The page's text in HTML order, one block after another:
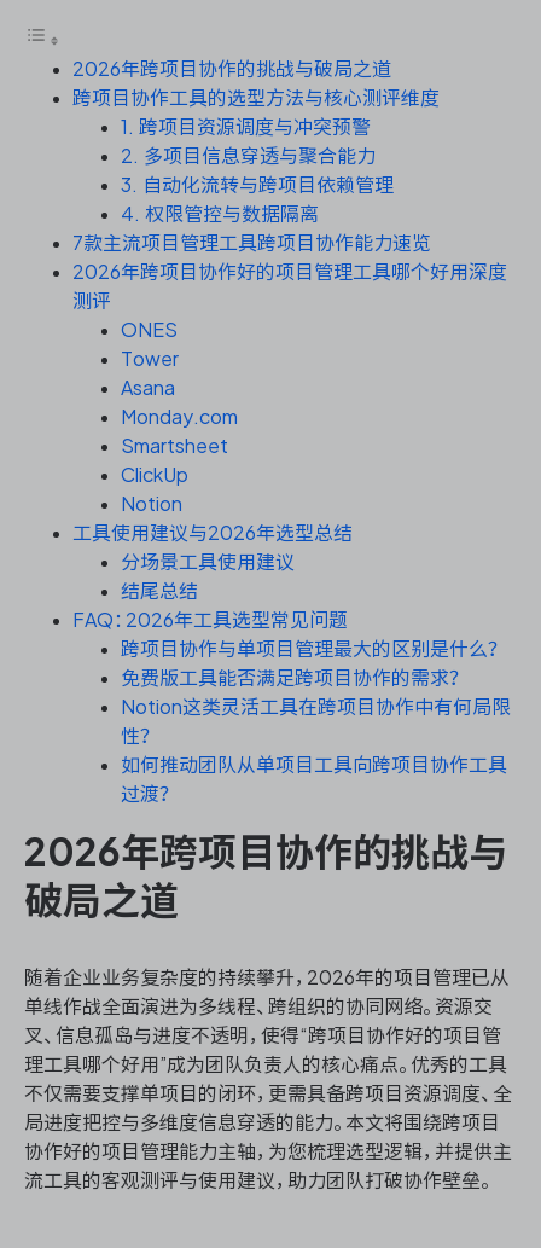
研发效能管理
资源和工时管理
服务台和工单管理
IPD 研发管理
ASPICE 研发管理
ONES 资讯
ONES 资讯
2026年跨项目协作的挑战与破局之道
跨项目协作工具的选型方法与核心测评维度
1. 跨项目资源调度与冲突预警
2. 多项目信息穿透与聚合能力
3. 自动化流转与跨项目依赖管理
4. 权限管控与数据隔离
7款主流项目管理工具跨项目协作能力速览
2026年跨项目协作好的项目管理工具哪个好用深度
测评
ONES
Tower
Asana
Monday.com
Smartsheet
ClickUp
Notion
工具使用建议与2026年选型总结
分场景工具使用建议
结尾总结
FAQ：2026年工具选型常见问题
跨项目协作与单项目管理最大的区别是什么？
免费版工具能否满足跨项目协作的需求？
Notion这类灵活工具在跨项目协作中有何局限
性？
如何推动团队从单项目工具向跨项目协作工具
过渡？
2026年跨项目协作的挑战与
破局之道
随着企业业务复杂度的持续攀升，2026年的项目管理已从
单线作战全面演进为多线程、跨组织的协同网络。资源交
叉、信息孤岛与进度不透明，使得“跨项目协作好的项目管
理工具哪个好用”成为团队负责人的核心痛点。优秀的工具
不仅需要支撑单项目的闭环，更需具备跨项目资源调度、全
局进度把控与多维度信息穿透的能力。本文将围绕跨项目
协作好的项目管理能力主轴，为您梳理选型逻辑，并提供主
流工具的客观测评与使用建议，助力团队打破协作壁垒。